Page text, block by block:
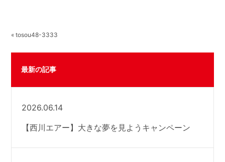
« tosou48-3333
最新の記事
2026.06.14
【西川エアー】大きな夢を見ようキャンペーン